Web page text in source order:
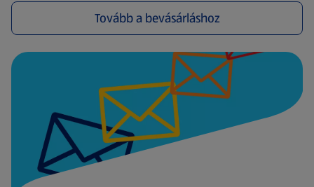
Tovább a bevásárláshoz
(új oldalon nyílik meg)